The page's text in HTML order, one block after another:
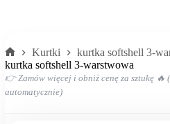
Strona
główna
Kurtki
kurtka softshell 3-
kurtka softshell 3-warstwowa
👉 Zamów więcej i obniż cenę za sztukę
automatycznie)